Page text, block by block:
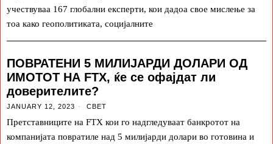
учествуваа 167 глобални експерти, кои дадоа свое мислење за
тоа како геополитиката, социјалните
ПОВРАТЕНИ 5 МИЛИЈАРДИ ДОЛАРИ ОД
ИМОТОТ НА FTX, ќе се офајдат ли
доверителите?
JANUARY 12, 2023 СВЕТ
Претставниците на FTX кои го надгледуваат банкротот на
компанијата повратиле над 5 милијарди долари во готовина и